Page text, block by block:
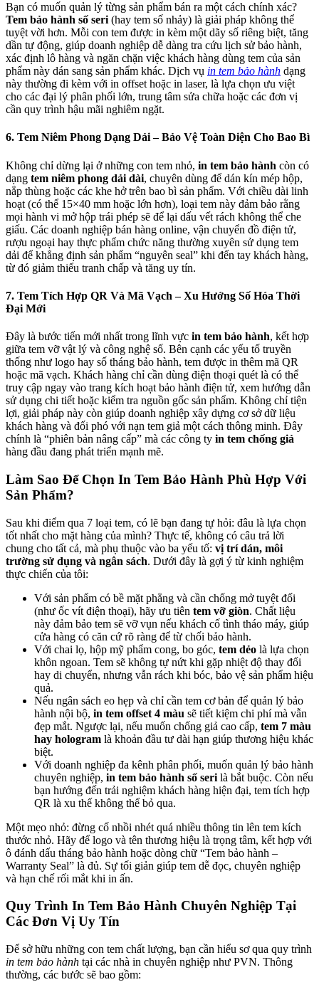
Bạn có muốn quản lý từng sản phẩm bán ra một cách chính xác?
Tem bảo hành số seri (hay tem số nhảy) là giải pháp không thể
tuyệt vời hơn. Mỗi con tem được in kèm một dãy số riêng biệt, tăng
dần tự động, giúp doanh nghiệp dễ dàng tra cứu lịch sử bảo hành,
xác định lô hàng và ngăn chặn việc khách hàng dùng tem của sản
phẩm này dán sang sản phẩm khác. Dịch vụ in tem bảo hành dạng
này thường đi kèm với in offset hoặc in laser, là lựa chọn ưu việt
cho các đại lý phân phối lớn, trung tâm sửa chữa hoặc các đơn vị
cần quy trình hậu mãi nghiêm ngặt.
6. Tem Niêm Phong Dạng Dải – Bảo Vệ Toàn Diện Cho Bao Bì
Không chỉ dừng lại ở những con tem nhỏ, in tem bảo hành còn có
dạng tem niêm phong dải dài, chuyên dùng để dán kín mép hộp,
nắp thùng hoặc các khe hở trên bao bì sản phẩm. Với chiều dài linh
hoạt (có thể 15×40 mm hoặc lớn hơn), loại tem này đảm bảo rằng
mọi hành vi mở hộp trái phép sẽ để lại dấu vết rách không thể che
giấu. Các doanh nghiệp bán hàng online, vận chuyển đồ điện tử,
rượu ngoại hay thực phẩm chức năng thường xuyên sử dụng tem
dải để khẳng định sản phẩm “nguyên seal” khi đến tay khách hàng,
từ đó giảm thiểu tranh chấp và tăng uy tín.
7. Tem Tích Hợp QR Và Mã Vạch – Xu Hướng Số Hóa Thời
Đại Mới
Đây là bước tiến mới nhất trong lĩnh vực in tem bảo hành, kết hợp
giữa tem vỡ vật lý và công nghệ số. Bên cạnh các yếu tố truyền
thống như logo hay số tháng bảo hành, tem được in thêm mã QR
hoặc mã vạch. Khách hàng chỉ cần dùng điện thoại quét là có thể
truy cập ngay vào trang kích hoạt bảo hành điện tử, xem hướng dẫn
sử dụng chi tiết hoặc kiểm tra nguồn gốc sản phẩm. Không chỉ tiện
lợi, giải pháp này còn giúp doanh nghiệp xây dựng cơ sở dữ liệu
khách hàng và đối phó với nạn tem giả một cách thông minh. Đây
chính là “phiên bản nâng cấp” mà các công ty in tem chống giả
hàng đầu đang phát triển mạnh mẽ.
Làm Sao Để Chọn In Tem Bảo Hành Phù Hợp Với
Sản Phẩm?
Sau khi điểm qua 7 loại tem, có lẽ bạn đang tự hỏi: đâu là lựa chọn
tốt nhất cho mặt hàng của mình? Thực tế, không có câu trả lời
chung cho tất cả, mà phụ thuộc vào ba yếu tố: vị trí dán, môi
trường sử dụng và ngân sách. Dưới đây là gợi ý từ kinh nghiệm
thực chiến của tôi:
Với sản phẩm có bề mặt phẳng và cần chống mở tuyệt đối
(như ốc vít điện thoại), hãy ưu tiên tem vỡ giòn. Chất liệu
này đảm bảo tem sẽ vỡ vụn nếu khách cố tình tháo máy, giúp
cửa hàng có căn cứ rõ ràng để từ chối bảo hành.
Với chai lọ, hộp mỹ phẩm cong, bo góc, tem dẻo là lựa chọn
khôn ngoan. Tem sẽ không tự nứt khi gặp nhiệt độ thay đổi
hay di chuyển, nhưng vẫn rách khi bóc, bảo vệ sản phẩm hiệu
quả.
Nếu ngân sách eo hẹp và chỉ cần tem cơ bản để quản lý bảo
hành nội bộ, in tem offset 4 màu sẽ tiết kiệm chi phí mà vẫn
đẹp mắt. Ngược lại, nếu muốn chống giả cao cấp, tem 7 màu
hay hologram là khoản đầu tư dài hạn giúp thương hiệu khác
biệt.
Với doanh nghiệp đa kênh phân phối, muốn quản lý bảo hành
chuyên nghiệp, in tem bảo hành số seri là bắt buộc. Còn nếu
bạn hướng đến trải nghiệm khách hàng hiện đại, tem tích hợp
QR là xu thế không thể bỏ qua.
Một mẹo nhỏ: đừng cố nhồi nhét quá nhiều thông tin lên tem kích
thước nhỏ. Hãy để logo và tên thương hiệu là trọng tâm, kết hợp với
ô đánh dấu tháng bảo hành hoặc dòng chữ “Tem bảo hành –
Warranty Seal” là đủ. Sự tối giản giúp tem dễ đọc, chuyên nghiệp
và hạn chế rối mắt khi in ấn.
Quy Trình In Tem Bảo Hành Chuyên Nghiệp Tại
Các Đơn Vị Uy Tín
Để sở hữu những con tem chất lượng, bạn cần hiểu sơ qua quy trình
in tem bảo hành tại các nhà in chuyên nghiệp như PVN. Thông
thường, các bước sẽ bao gồm: